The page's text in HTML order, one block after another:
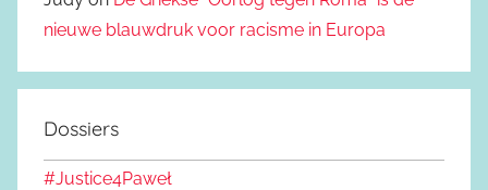
nieuwe blauwdruk voor racisme in Europa
Dossiers
#Justice4Paweł